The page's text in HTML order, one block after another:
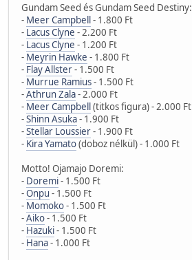
Gundam Seed és Gundam Seed Destiny:
- Meer Campbell- 1.800 Ft
- Lacus Clyne - 2.200 Ft
- Lacus Clyne - 1.200 Ft
- Meyrin Hawke - 1.800 Ft
- Flay Allster- 1.500 Ft
- Murrue Ramius- 1.500 Ft
-Athrun Zala- 2.000 Ft
- Meer Campbell(titkos figura) - 2.000 Ft
-Shinn Asuka- 1.900 Ft
-Stellar Loussier- 1.900 Ft
- Kira Yamato(doboz nélkül) - 1.000 Ft
Motto! Ojamajo Doremi:
- Doremi- 1.500 Ft
-Onpu - 1.500 Ft
- Momoko- 1.500 Ft
-Aiko- 1.500 Ft
- Hazuki- 1.500 Ft
- Hana- 1.000 Ft